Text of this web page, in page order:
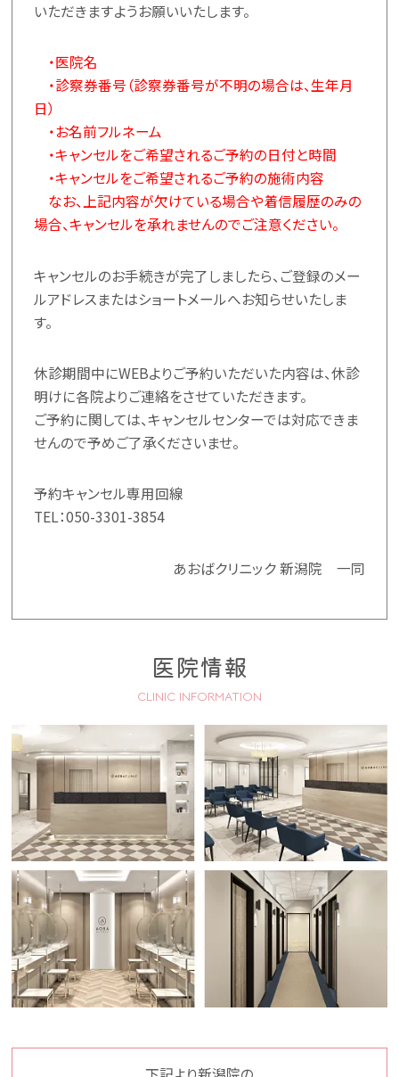
いただきますようお願いいたします。
・医院名
・診察券番号（診察券番号が不明の場合は、生年月
日）
・お名前フルネーム
・キャンセルをご希望されるご予約の日付と時間
・キャンセルをご希望されるご予約の施術内容
なお、上記内容が欠けている場合や着信履歴のみの
場合、キャンセルを承れませんのでご注意ください。
キャンセルのお手続きが完了しましたら、ご登録のメー
ルアドレスまたはショートメールへお知らせいたしま
す。
休診期間中にWEBよりご予約いただいた内容は、休診
明けに各院よりご連絡をさせていただきます。
ご予約に関しては、キャンセルセンターでは対応できま
せんので予めご了承くださいませ。
予約キャンセル専用回線
TEL：050-3301-3854
あおばクリニック 新潟院 一同
医院情報
CLINIC INFORMATION